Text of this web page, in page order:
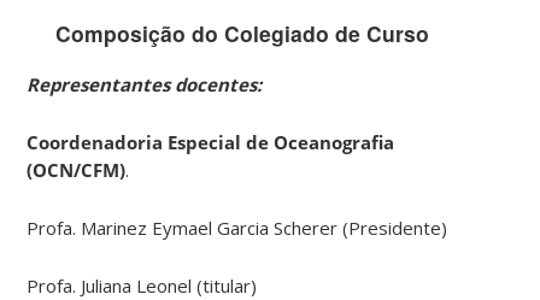
Composição do Colegiado de Curso
Representantes docentes:
Coordenadoria Especial de Oceanografia
(OCN/CFM).
Profa. Marinez Eymael Garcia Scherer (Presidente)
Profa. Juliana Leonel (titular)